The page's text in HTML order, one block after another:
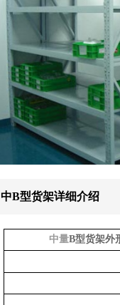
中B型货架详细介绍
中量B型货架外